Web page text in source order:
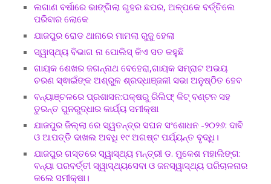
ଲଗାଣ ବର୍ଷାରେ ଭାଙ୍ଗିଲା ଗୃହର ଛପର, ଅଳ୍ପକେ ବର୍ତ୍ତିଲେ
ପରିବାର ଲୋକେ
ଯାଜପୁର ରୋଡ ଥାନାରେ ମାମଲା ରୁଜୁ ହେଲା
ସ୍ୱାସ୍ଥ୍ୟ ବିଭାଗ ନା ପୋଲିସ୍ କିଏ ସତ କହୁଛି
ଗାୟକ ଶେଖର ଜଗନ୍ନାଥ ବେହେରା,ଗାୟକ ସମ୍ରାଟ ଅଭୟ
ଚରଣ ସ୍ଵାଇଁଙ୍କ ଅଶ୍ରୁଳ ଶ୍ରଦ୍ଧାଞ୍ଜଳୀ ସଭା ଅନୁଷ୍ଠିତ ହେବ
ବନ୍ୟାଞ୍ଚଳରେ ପ୍ରଶାସନ:ପକ୍ଷରୁ ରିଲିଫ୍ କିଟ୍ ବଣ୍ଟନ ସହ
ତୁରନ୍ତ ପୁନରୁଦ୍ଧାର କାର୍ଯ୍ୟ ସମୀକ୍ଷା
ଯାଜପୁର ଜିଲ୍ଲା ରେ ସ୍ୱତନ୍ତ୍ର ସଘନ ସଂଶୋଧନ -୨୦୨୬: ଦାବି
ଓ ଆପତ୍ତି ଦାଖଲ ଅବଧି ୧୯ ଅଗଷ୍ଟ ପର୍ଯ୍ୟନ୍ତ ବୃଦ୍ଧି।
ଯାଜପୁର ଗସ୍ତରେ ସ୍ୱାସ୍ଥ୍ୟ ମନ୍ତ୍ରୀ ଡ. ମୁକେଶ ମହାଲିଙ୍ଗ:
ବନ୍ୟା ପରବର୍ତ୍ତୀ ସ୍ୱାସ୍ଥ୍ୟସେବା ଓ ଜନସ୍ୱାସ୍ଥ୍ୟ ପରିଚାଳନାର
କଲେ ସମୀକ୍ଷା।